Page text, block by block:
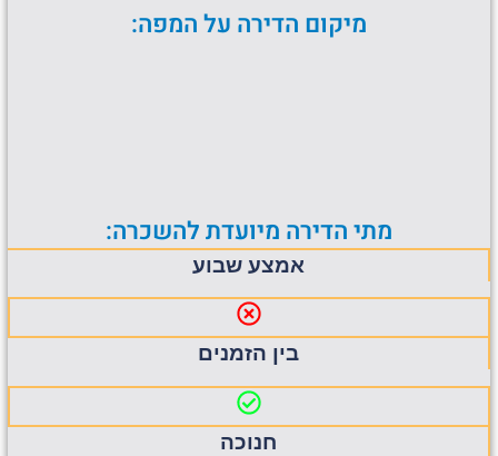
מיקום הדירה על המפה:
מתי הדירה מיועדת להשכרה:
אמצע שבוע
בין הזמנים
חנוכה